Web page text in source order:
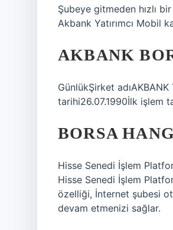
Şubeye gitmeden hızlı
Akbank Yatırımcı Mobil
AKBANK
GünlükŞirket
tarihi26.07.1990İlk işlem
BORSA
Hisse Senedi İşlem
Hisse Senedi İşlem
özelliği, İnternet şubesi
devam etmenizi sağlar.